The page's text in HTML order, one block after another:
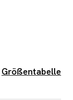
Größentabelle